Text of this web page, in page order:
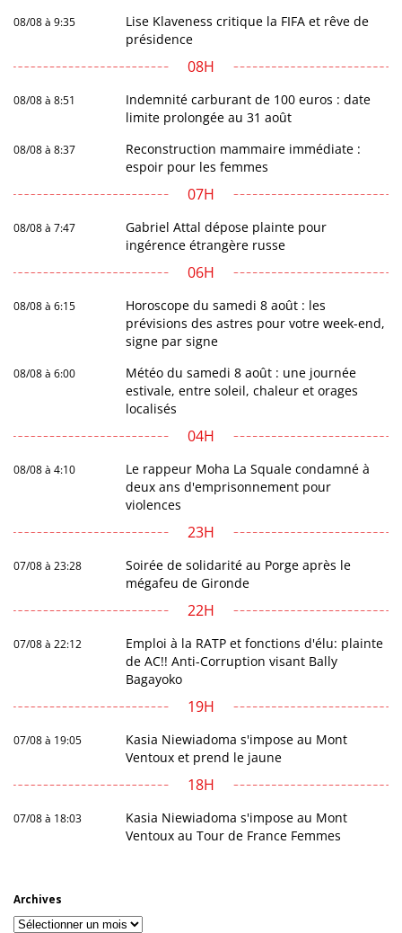
08/08 à 9:35
Lise Klaveness critique la FIFA et rêve de
présidence
08H
08/08 à 8:51
Indemnité carburant de 100 euros : date
limite prolongée au 31 août
08/08 à 8:37
Reconstruction mammaire immédiate :
espoir pour les femmes
07H
08/08 à 7:47
Gabriel Attal dépose plainte pour
ingérence étrangère russe
06H
08/08 à 6:15
Horoscope du samedi 8 août : les
prévisions des astres pour votre week-end,
signe par signe
08/08 à 6:00
Météo du samedi 8 août : une journée
estivale, entre soleil, chaleur et orages
localisés
04H
08/08 à 4:10
Le rappeur Moha La Squale condamné à
deux ans d'emprisonnement pour
violences
23H
07/08 à 23:28
Soirée de solidarité au Porge après le
mégafeu de Gironde
22H
07/08 à 22:12
Emploi à la RATP et fonctions d'élu: plainte
de AC!! Anti-Corruption visant Bally
Bagayoko
19H
07/08 à 19:05
Kasia Niewiadoma s'impose au Mont
Ventoux et prend le jaune
18H
07/08 à 18:03
Kasia Niewiadoma s'impose au Mont
Ventoux au Tour de France Femmes
Archives
Archives